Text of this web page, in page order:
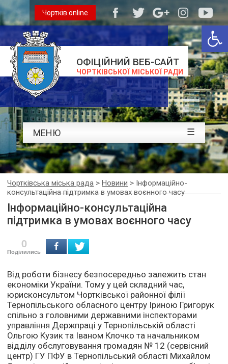
ОФІЦІЙНИЙ ВЕБ-САЙТ
ЧОРТКІВСЬКОЇ МІСЬКОЇ РАДИ
Чортків online
МЕНЮ ☰
Чортківська міська рада >Новини > Інформаційно-
консультаційна підтримка в умовах воєнного часу
Інформаційно-консультаційна
підтримка в умовах воєнного часу
0
Поділились
Від роботи бізнесу безпосередньо залежить стан
економіки України. Тому у цей складний час,
юрисконсультом Чортківської районної філії
Тернопільського обласного центру Іриною Григорук
спільно з головними державними інспекторами
управління Держпраці у Тернопільській області
Ольгою Кузик та Іваном Клочко та начальником
відділу обслуговування громадян № 12 (сервісний
центр) ГУ ПФУ в Тернопільський області Михайлом